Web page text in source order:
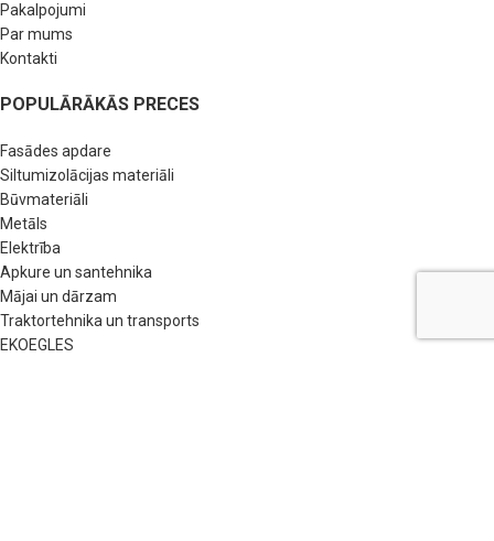
Pakalpojumi
Par mums
Kontakti
POPULĀRĀKĀS PRECES
Fasādes apdare
Siltumizolācijas materiāli
Būvmateriāli
Metāls
Elektrība
Apkure un santehnika
Mājai un dārzam
Traktortehnika un transports
EKOEGLES